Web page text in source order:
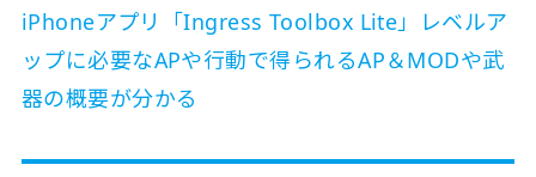
iPhoneアプリ「Ingress Toolbox Lite」レベルア
ップに必要なAPや行動で得られるAP＆MODや武
器の概要が分かる